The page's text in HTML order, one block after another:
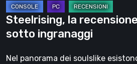
Steelrising, la
sotto ingranaggi
Nel panorama dei soulslike